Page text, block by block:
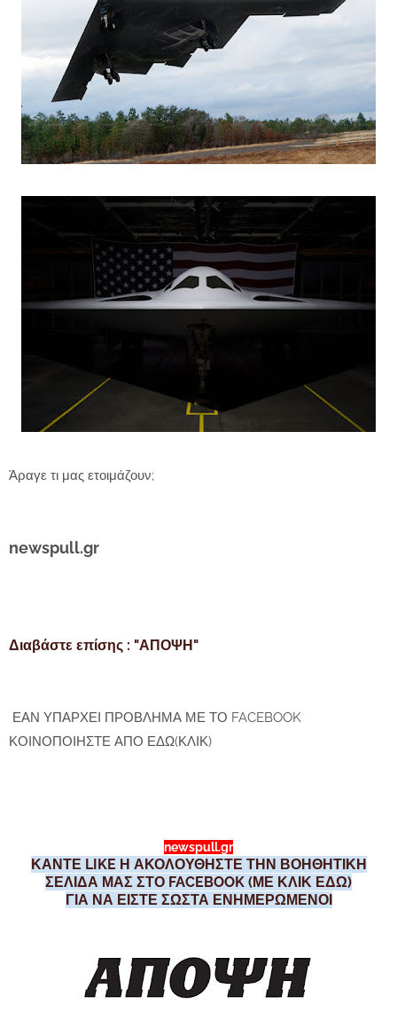
Άραγε τι μας ετοιμάζουν;
newspull.gr
Διαβάστε επίσης : "ΑΠΟΨΗ"
ΕΑΝ ΥΠΑΡΧΕΙ ΠΡΟΒΛΗΜΑ ΜΕ ΤΟ FACEBOOK
ΚΟΙΝΟΠΟΙΗΣΤΕ ΑΠΟ ΕΔΩ(ΚΛΙΚ)
newspull.gr
ΚΑΝΤΕ LIKE Η ΑΚΟΛΟΥΘΗΣΤΕ ΤΗΝ ΒΟΗΘΗΤΙΚΗ
ΣΕΛΙΔΑ ΜΑΣ ΣΤΟ FACEBOOK (ΜΕ ΚΛΙΚ ΕΔΩ)
ΓΙΑ ΝΑ ΕΙΣΤΕ ΣΩΣΤΑ ΕΝΗΜΕΡΩΜΕΝΟΙ